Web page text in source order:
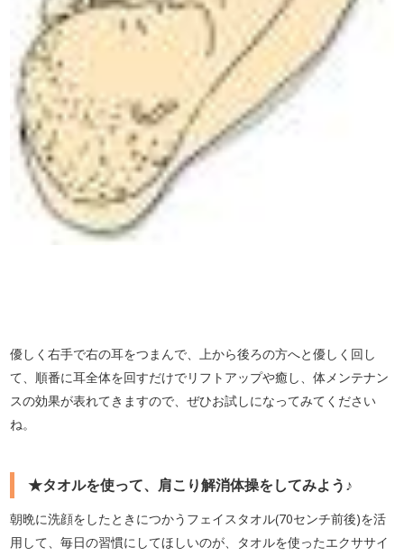
優しく右手で右の耳をつまんで、上から後ろの方へと優しく回し
て、順番に耳全体を回すだけでリフトアップや癒し、体メンテナン
スの効果が表れてきますので、ぜひお試しになってみてください
ね。
★タオルを使って、肩こり解消体操をしてみよう♪
朝晩に洗顔をしたときにつかうフェイスタオル(70センチ前後)を活
用して、毎日の習慣にしてほしいのが、タオルを使ったエクササイ